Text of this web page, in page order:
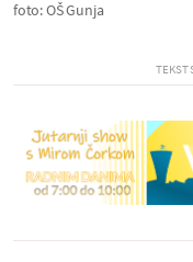
foto: OŠ Gunja